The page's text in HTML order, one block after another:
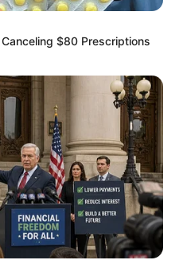
4 Credit Cards, Stop
$80 Prescriptions